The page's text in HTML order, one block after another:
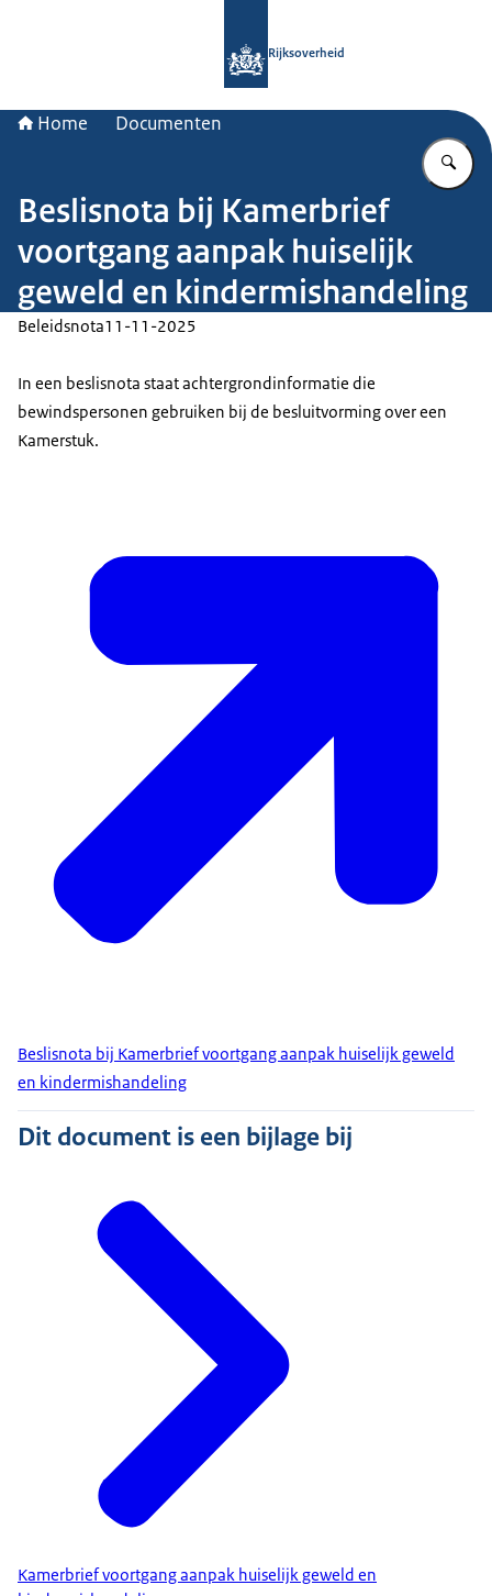
Rijksoverheid
Home Documenten
Beslisnota bij Kamerbrief
voortgang aanpak huiselijk
geweld en kindermishandeling
Beleidsnota11-11-2025
In een beslisnota staat achtergrondinformatie die
bewindspersonen gebruiken bij de besluitvorming over een
Kamerstuk.
Beslisnota bij Kamerbrief voortgang aanpak huiselijk geweld
en kindermishandeling
Dit document is een bijlage bij
Kamerbrief voortgang aanpak huiselijk geweld en